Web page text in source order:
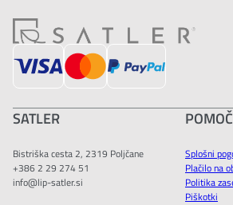
SATLER
Bistriška cesta 2, 2319 Poljčane
+386 2 29 274 51
info@lip-satler.si
POMOČ
Splošni
Plačilo na
Politika
Piškotki